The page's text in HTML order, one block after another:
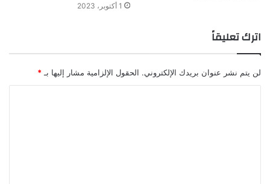
1 أكتوبر، 2023
اترك تعليقاً
لن يتم نشر عنوان بريدك الإلكتروني. الحقول الإلزامية مشار إليها بـ *